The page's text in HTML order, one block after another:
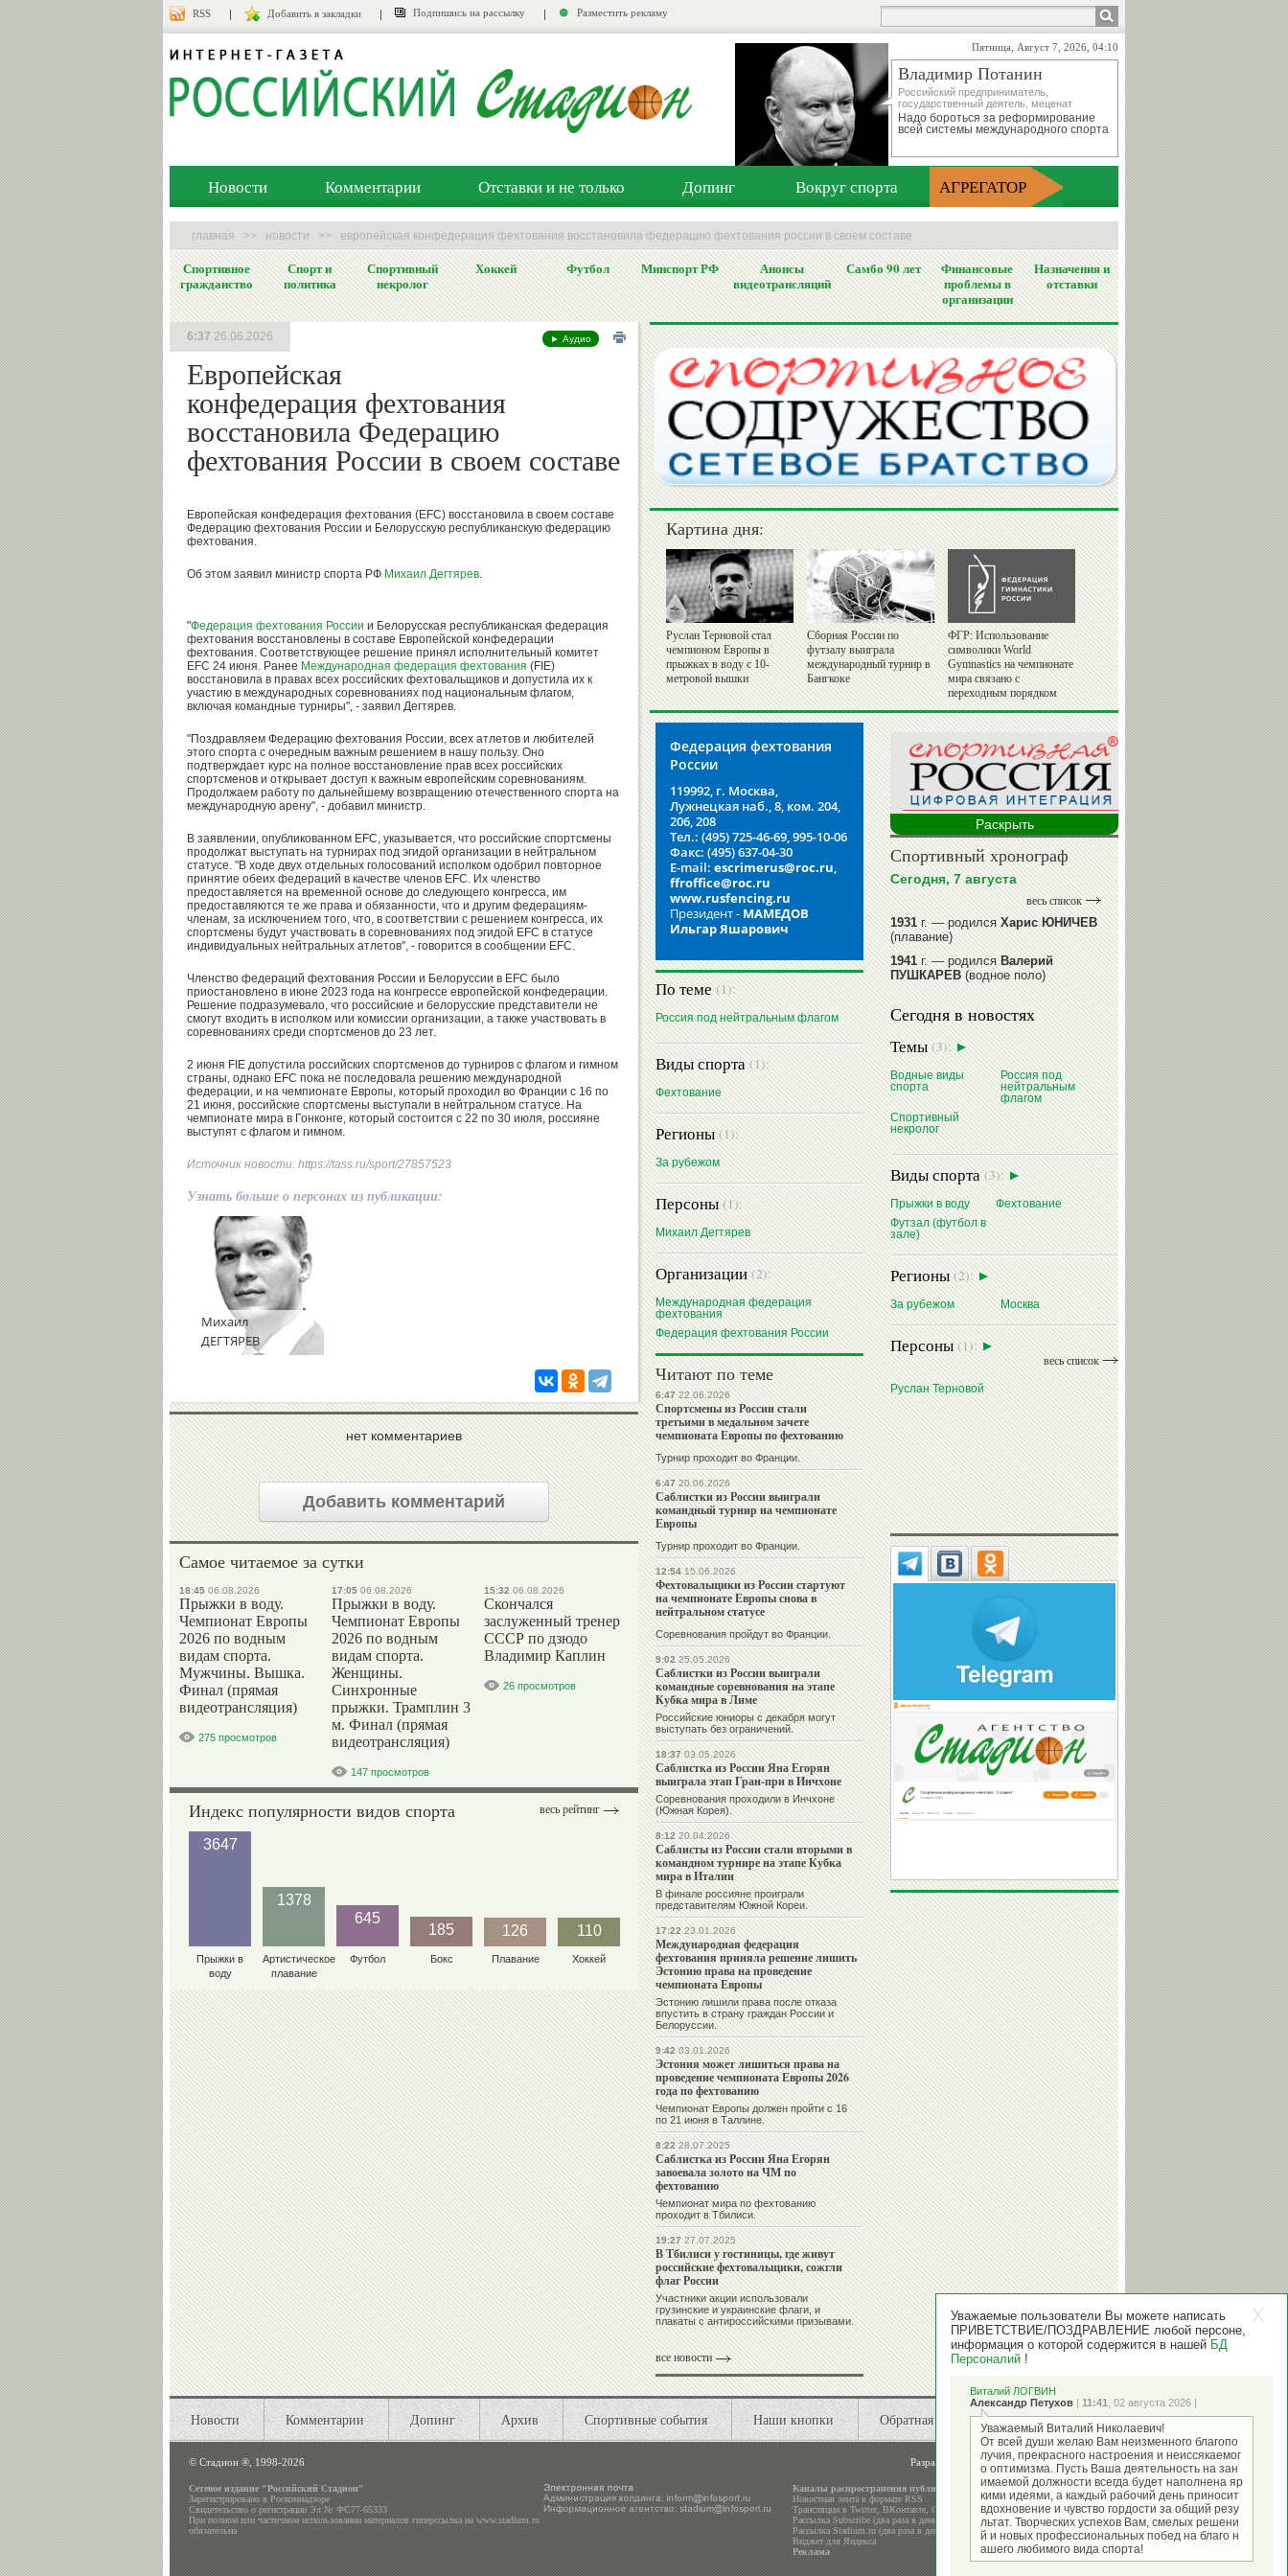
RSS Добавить в закладки Подпишись на рассылку Разместить рекламу
Пятница, Август 7, 2026, 04:10
Владимир Потанин
Российский предприниматель,
государственный деятель, меценат
Надо бороться за реформирование
всей системы международного спорта
Новости Комментарии Отставки и не только Допинг Вокруг спорта АГРЕГАТОР
главная >> новости >> европейская конфедерация фехтования восстановила федерацию фехтования россии в своем составе
Спортивное
гражданство
Спорт и
политика
Спортивный
некролог
Хоккей Футбол Минспорт РФ
Анонсы
видеотрансляций
Самбо 90 лет
Финансовые
проблемы в
организации
Назначения и
отставки
► Аудио
Европейская
конфедерация фехтования
восстановила Федерацию
фехтования России в своем составе
6:37 26.06.2026
Европейская конфедерация фехтования (EFC) восстановила в своем составе
Федерацию фехтования России и Белорусскую республиканскую федерацию
фехтования.
Об этом заявил министр спорта РФ Михаил Дегтярев.
"Федерация фехтования России и Белорусская республиканская федерация
фехтования восстановлены в составе Европейской конфедерации
фехтования. Соответствующее решение принял исполнительный комитет
EFC 24 июня. Ранее Международная федерация фехтования (FIE)
восстановила в правах всех российских фехтовальщиков и допустила их к
участию в международных соревнованиях под национальным флагом,
включая командные турниры", - заявил Дегтярев.
"Поздравляем Федерацию фехтования России, всех атлетов и любителей
этого спорта с очередным важным решением в нашу пользу. Оно
подтверждает курс на полное восстановление прав всех российских
спортсменов и открывает доступ к важным европейским соревнованиям.
Продолжаем работу по дальнейшему возвращению отечественного спорта на
международную арену", - добавил министр.
В заявлении, опубликованном EFC, указывается, что российские спортсмены
продолжат выступать на турнирах под эгидой организации в нейтральном
статусе. "В ходе двух отдельных голосований исполком одобрил повторное
принятие обеих федераций в качестве членов EFC. Их членство
предоставляется на временной основе до следующего конгресса, им
предоставляются те же права и обязанности, что и другим федерациям-
членам, за исключением того, что, в соответствии с решением конгресса, их
спортсмены будут участвовать в соревнованиях под эгидой EFC в статусе
индивидуальных нейтральных атлетов", - говорится в сообщении EFC.
Членство федераций фехтования России и Белоруссии в EFC было
приостановлено в июне 2023 года на конгрессе европейской конфедерации.
Решение подразумевало, что российские и белорусские представители не
смогут входить в исполком или комиссии организации, а также участвовать в
соревнованиях среди спортсменов до 23 лет.
2 июня FIE допустила российских спортсменов до турниров с флагом и гимном
страны, однако EFC пока не последовала решению международной
федерации, и на чемпионате Европы, который проходил во Франции с 16 по
21 июня, российские спортсмены выступали в нейтральном статусе. На
чемпионате мира в Гонконге, который состоится с 22 по 30 июля, россияне
выступят с флагом и гимном.
Источник новости: https://tass.ru/sport/27857523
Узнать больше о персонах из публикации:
Михаил
ДЕГТЯРЕВ
нет комментариев
Добавить комментарий
Самое читаемое за сутки
18:45 06.08.2026
Прыжки в воду.
Чемпионат Европы
2026 по водным
видам спорта.
Мужчины. Вышка.
Финал (прямая
видеотрансляция)
275 просмотров
17:05 06.08.2026
Прыжки в воду.
Чемпионат Европы
2026 по водным
видам спорта.
Женщины.
Синхронные
прыжки. Трамплин 3
м. Финал (прямая
видеотрансляция)
147 просмотров
15:32 06.08.2026
Скончался
заслуженный тренер
СССР по дзюдо
Владимир Каплин
26 просмотров
весь рейтинг
Индекс популярности видов спорта
3647
Прыжки в
воду
1378
Артистическое
плавание
645
Футбол
185
Бокс
126
Плавание
110
Хоккей
Картина дня:
Руслан Терновой стал
чемпионом Европы в
прыжках в воду с 10-
метровой вышки
Сборная России по
футзалу выиграла
международный турнир в
Бангкоке
ФГР: Использование
символики World
Gymnastics на чемпионате
мира связано с
переходным порядком
Федерация фехтования
России
119992, г. Москва,
Лужнецкая наб., 8, ком. 204,
206, 208
Тел.: (495) 725-46-69, 995-10-06
Факс: (495) 637-04-30
E-mail: escrimerus@roc.ru,
ffroffice@roc.ru
www.rusfencing.ru
Президент - МАМЕДОВ
Ильгар Яшарович
По теме(1):
Россия под нейтральным флагом
Виды спорта(1):
Фехтование
Регионы(1):
За рубежом
Персоны(1):
Михаил Дегтярев
Организации(2):
Международная федерация
фехтования
Федерация фехтования России
Читают по теме
6:4722.06.2026
Спортсмены из России стали
третьими в медальном зачете
чемпионата Европы по фехтованию
Турнир проходит во Франции.
6:4720.06.2026
Саблистки из России выиграли
командный турнир на чемпионате
Европы
Турнир проходит во Франции.
12:5415.06.2026
Фехтовальщики из России стартуют
на чемпионате Европы снова в
нейтральном статусе
Соревнования пройдут во Франции.
9:0225.05.2026
Саблистки из России выиграли
командные соревнования на этапе
Кубка мира в Лиме
Российские юниоры с декабря могут
выступать без ограничений.
18:3703.05.2026
Саблистка из России Яна Егорян
выиграла этап Гран-при в Инчхоне
Соревнования проходили в Инчхоне
(Южная Корея).
8:1220.04.2026
Саблисты из России стали вторыми в
командном турнире на этапе Кубка
мира в Италии
В финале россияне проиграли
представителям Южной Кореи.
17:2223.01.2026
Международная федерация
фехтования приняла решение лишить
Эстонию права на проведение
чемпионата Европы
Эстонию лишили права после отказа
впустить в страну граждан России и
Белоруссии.
9:4203.01.2026
Эстония может лишиться права на
проведение чемпионата Европы 2026
года по фехтованию
Чемпионат Европы должен пройти с 16
по 21 июня в Таллине.
8:2228.07.2025
Саблистка из России Яна Егорян
завоевала золото на ЧМ по
фехтованию
Чемпионат мира по фехтованию
проходит в Тбилиси.
19:2727.07.2025
В Тбилиси у гостиницы, где живут
российские фехтовальщики, сожгли
флаг России
Участники акции использовали
грузинские и украинские флаги, и
плакаты с антироссийскими призывами.
все новости
Раскрыть
Спортивный хронограф
Сегодня, 7 августа
весь список
1931г. — родилсяХарис ЮНИЧЕВ
(плавание)
1941г. — родилсяВалерий
ПУШКАРЕВ(водное поло)
1947г. — родилсяВалерий
ИЛЬИНЫХ(гимнастика спортивная)
1954г. — родилсяВалерий
ГАЗЗАЕВ(футбол)
1956г. — родилсяВладимир
РЫБАКОВ(легкая атлетика)
читать далее
Сегодня в новостях
Темы(3):
Водные виды
спорта
Россия под
нейтральным
флагом
Спортивный
некролог
Виды спорта(3):
Прыжки в воду
Фехтование
Футзал (футбол в
зале)
Регионы(2):
За рубежом Москва
Персоны(1):
весь список
Руслан Терновой
Новости Комментарии Допинг Архив Спортивные события Наши кнопки Обратная связь
©Стадион ®, 1998-2026 Разработка и поддержкаООО "Стадион"
Сетевое издание "Российский Стадион"
Зарегистрировано в Роскомнадзоре
Свидетельство о регистрации Эл № ФС77-65333
При полном или частичном использовании материалов гиперссылка наwww.stadium.ru
обязательна
Каналы распространения публикаций
Новостная лента в формате RSS
Трансляции вTwitter,ВКонтакте,Google+
Рассылка Subscribe (два раза в день)
Рассылка Stadium.ru (два раза в день)
Виджет для Яндекса
Реклама
Уважаемые пользователи Вы можете написать
ПРИВЕТСТВИЕ/ПОЗДРАВЛЕНИЕ любой персоне,
информация о которой содержится в нашей БД
Персоналий !
Виталий ЛОГВИН
Александр Петухов | 11:41 , 02 августа 2026 |
Уважаемый Виталий Николаевич!
От всей души желаю Вам неизменного благопо
лучия, прекрасного настроения и неиссякаемог
о оптимизма. Пусть Ваша деятельность на зан
имаемой должности всегда будет наполнена яр
кими идеями, а каждый рабочий день приносит
вдохновение и чувство гордости за общий резу
льтат. Творческих успехов Вам, смелых решени
й и новых профессиональных побед на благо н
ашего любимого вида спорта!